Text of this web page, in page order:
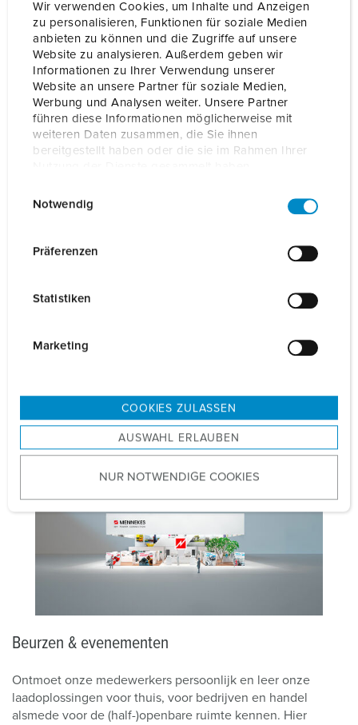
Wir verwenden Cookies, um Inhalte und Anzeigen
zu personalisieren, Funktionen für soziale Medien
anbieten zu können und die Zugriffe auf unsere
Website zu analysieren. Außerdem geben wir
Informationen zu Ihrer Verwendung unserer
Website an unsere Partner für soziale Medien,
Werbung und Analysen weiter. Unsere Partner
führen diese Informationen möglicherweise mit
weiteren Daten zusammen, die Sie ihnen
bereitgestellt haben oder die sie im Rahmen Ihrer
s
u
w
Notwendig
Präferenzen
Statistiken
Marketing
COOKIES ZULASSEN
AUSWAHL ERLAUBEN
NUR NOTWENDIGE COOKIES
NEEM HIER CONTACT MET ONS OP
Wij bij MENNEKES actualiseren onze laadoplossingen
vindt u de meest actuele software-updates van onze
laadsystemen! Selecteer hieronder eenvoudig de juiste
SOFTWARE-UPDATES OM TE DOWNLOADEN
Beurzen & evenementen
Ontmoet onze medewerkers persoonlijk en leer onze
laadoplossingen voor thuis, voor bedrijven en handel
alsmede voor de (half-)openbare ruimte kennen. Hier